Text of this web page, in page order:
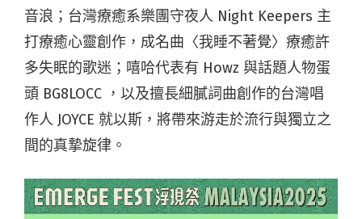
音浪；台灣療癒系樂團守夜人 Night Keepers 主
打療癒心靈創作，成名曲〈我睡不著覺〉療癒許
多失眠的歌迷；嘻哈代表有 Howz 與話題人物蛋
頭 BG8LOCC ，以及擅長細膩詞曲創作的台灣唱
作人 JOYCE 就以斯，將帶來游走於流行與獨立之
間的真摯旋律。